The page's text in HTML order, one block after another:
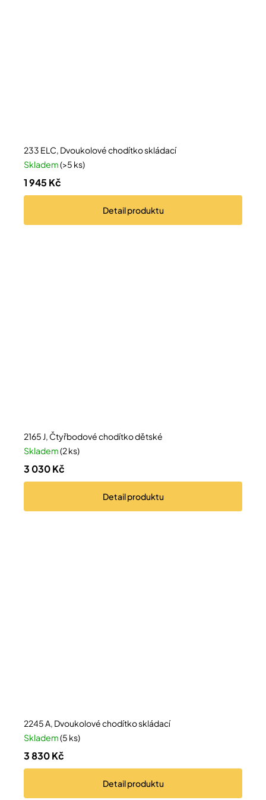
233 ELC, Dvoukolové chodítko skládací
Skladem(>5 ks)
1 945 Kč
Detailproduktu
2165 J, Čtyřbodové chodítko dětské
Skladem(2 ks)
3 030 Kč
Detailproduktu
2245 A, Dvoukolové chodítko skládací
Skladem(5 ks)
3 830 Kč
Detailproduktu